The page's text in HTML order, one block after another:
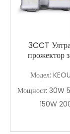
3CCT
прожектор
Модел:
Мощност: 30W
150W